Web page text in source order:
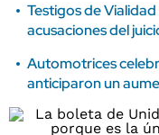
Testigos de
acusaciones del
Automotrices
anticiparon un